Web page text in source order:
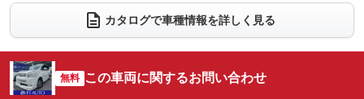
電動リアゲート フロントカメラ
：装備なし
：装備なし ：装備なし
サイドカメラ
：装備なし ルーフレール
：装備なし
カタログで車種情報を詳しく見る
無料 この車両に関するお問い合わせ